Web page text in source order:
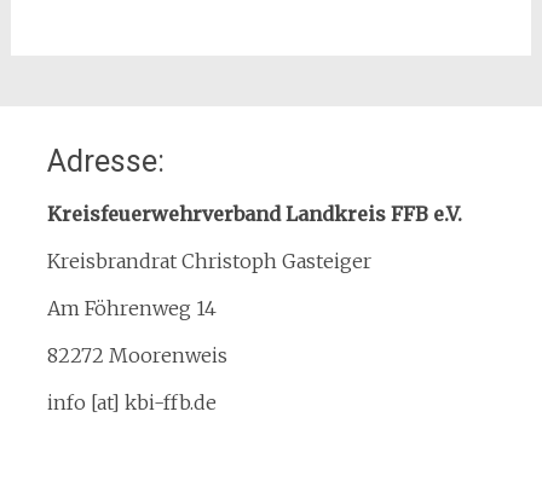
Organisation
Kreisfeuerwehrverband
Kreisbrandinspektion
Service
Adresse:
Kreisfeuerwehrverband Landkreis FFB e.V.
Kreisbrandrat Christoph Gasteiger
Am Föhrenweg 14
82272 Moorenweis
info [at] kbi-ffb.de